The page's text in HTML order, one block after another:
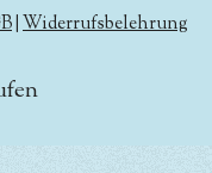
Widerrufsbelehrung